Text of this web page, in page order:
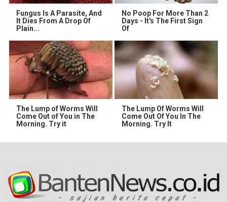
Fungus Is A Parasite, And
It Dies From A Drop Of
Plain...
No Poop For More Than 2
Days - It's The First Sign
Of
The Lump of Worms Will
Come Out of You in The
Morning. Try it
The Lump Of Worms Will
Come Out Of You In The
Morning. Try It